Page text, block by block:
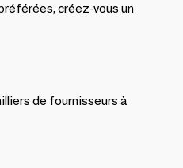
créez-vous un
de fournisseurs à